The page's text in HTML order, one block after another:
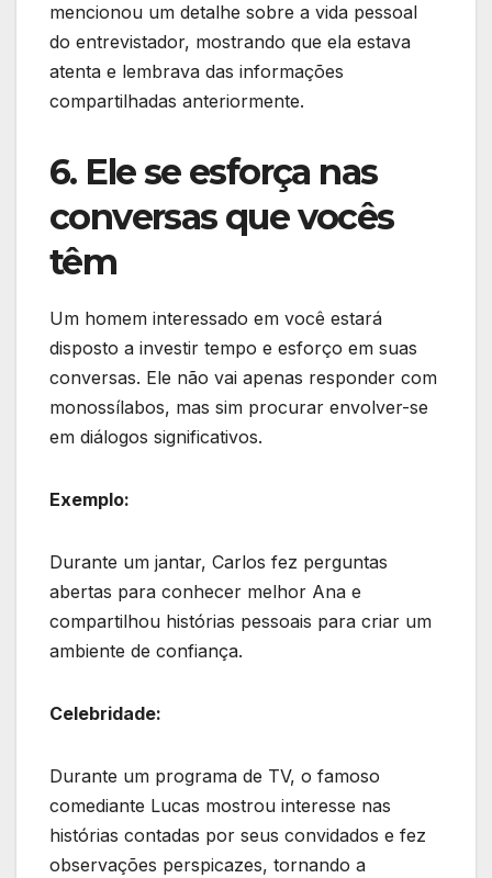
mencionou um detalhe sobre a vida pessoal
do entrevistador, mostrando que ela estava
atenta e lembrava das informações
compartilhadas anteriormente.
6. Ele se esforça nas
conversas que vocês
têm
Um homem interessado em você estará
disposto a investir tempo e esforço em suas
conversas. Ele não vai apenas responder com
monossílabos, mas sim procurar envolver-se
em diálogos significativos.
Exemplo:
Durante um jantar, Carlos fez perguntas
abertas para conhecer melhor Ana e
compartilhou histórias pessoais para criar um
ambiente de confiança.
Celebridade:
Durante um programa de TV, o famoso
comediante Lucas mostrou interesse nas
histórias contadas por seus convidados e fez
observações perspicazes, tornando a